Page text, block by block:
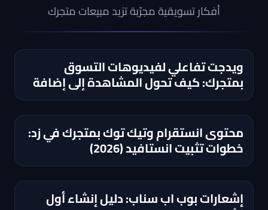
أفكار تسويقية مجرّبة تزيد مبيعات متجرك
ويدجت تفاعلي لفيديوهات التسوق
بمتجرك: كيف تحول المشاهدة إلى إضافة
للسلة؟
محتوى انستقرام وتيك توك بمتجرك في زد:
خطوات تثبيت انستافيد (2026)
إشعارات بوب اب سناب: دليل إنشاء أول